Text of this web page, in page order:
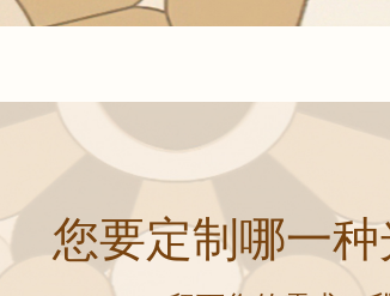
您要定制哪一